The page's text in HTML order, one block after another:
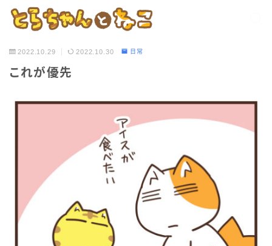
2022.10.29 2022.10.30 日常
これが優先